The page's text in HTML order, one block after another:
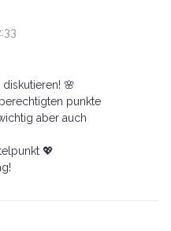
🌸
punkte
aber auch
💖